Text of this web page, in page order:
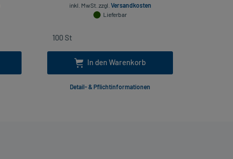
inkl. MwSt. zzgl. Versandkosten
Lieferbar
In den Warenkorb
Detail- & Pflichtinformationen